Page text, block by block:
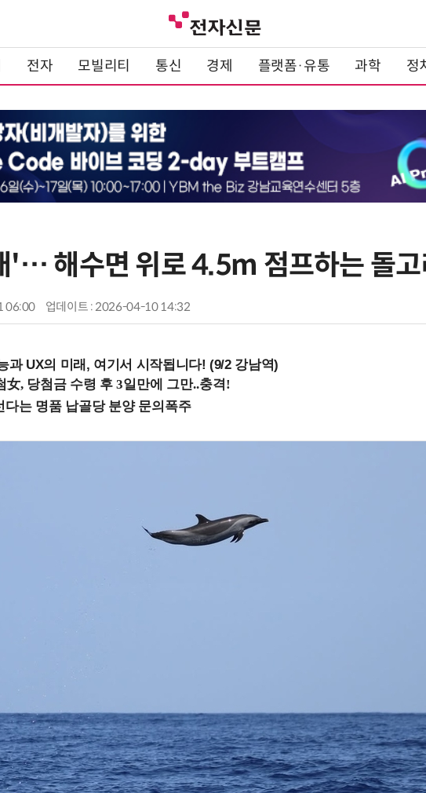
전자 모빌리티 통신 경제 플랫폼·유통 과학 정
'… 해수면 위로 4.5m 점프하는 돌고
06:00 업데이트 : 2026-04-10 14:32
과 UX의 미래, 여기서 시작됩니다! (9/2 강남역)